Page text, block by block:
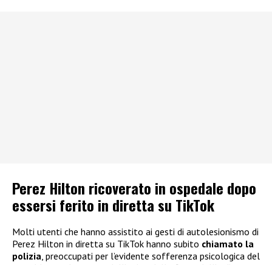
Perez Hilton ricoverato in ospedale dopo
essersi ferito in diretta su TikTok
Molti utenti che hanno assistito ai gesti di autolesionismo di
Perez Hilton in diretta su TikTok hanno subito chiamato la
polizia, preoccupati per l’evidente sofferenza psicologica del